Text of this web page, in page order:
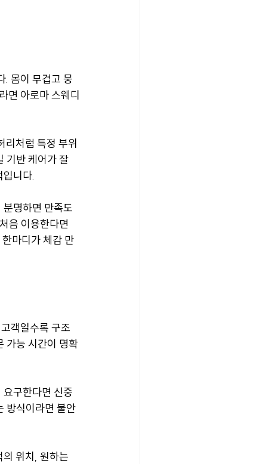
. 몸이 무겁고 뭉
면 아로마 스웨디
리처럼 특정 부위
기반 케어가 잘
니다.
명하면 만족도
음 이용한다면
마디가 체감 만
객일수록 구조
가능 시간이 명확
구한다면 신중
방식이라면 불안
위치, 원하는